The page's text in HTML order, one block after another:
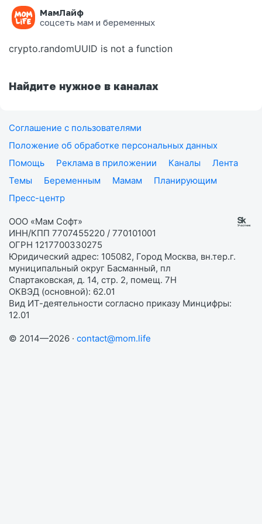
МамЛайф
соцсеть мам и беременных
Ошибка на странице
crypto.randomUUID is not a function
Найдите нужное в каналах
Соглашение с пользователями
Положение об обработке персональных данных
Помощь
Реклама в приложении Каналы
Лента
Темы
Беременным Мамам
Планирующим
Пресс-центр
ООО «Мам Софт»
ИНН/КПП 7707455220 / 770101001
ОГРН 1217700330275
Юридический адрес: 105082, Город Москва, вн.тер.г.
муниципальный округ Басманный, пл
Спартаковская, д. 14, стр. 2, помещ. 7Н
ОКВЭД (основной): 62.01
Вид ИТ-деятельности согласно приказу Минцифры:
12.01
© 2014—2026 · contact@mom.life